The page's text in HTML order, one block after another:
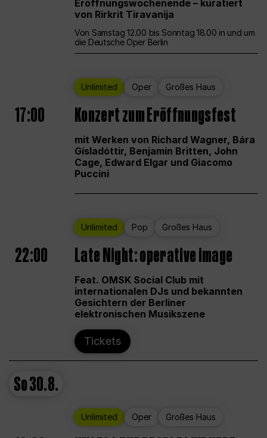
Eröffnungswochenende – kuratiert
von Rirkrit Tiravanija
Von Samstag 12.00 bis Sonntag 18.00 in und um
die Deutsche Oper Berlin
Unlimited Oper Großes Haus
17:00 Konzert zum Eröffnungsfest
mit Werken von Richard Wagner, Bára
Gísladóttir, Benjamin Britten, John
Cage, Edward Elgar und Giacomo
Puccini
Unlimited Pop Großes Haus
22:00 Late Night: operative image
Feat. OMSK Social Club mit
internationalen DJs und bekannten
Gesichtern der Berliner
elektronischen Musikszene
Tickets
So30.8.
Unlimited Oper Großes Haus